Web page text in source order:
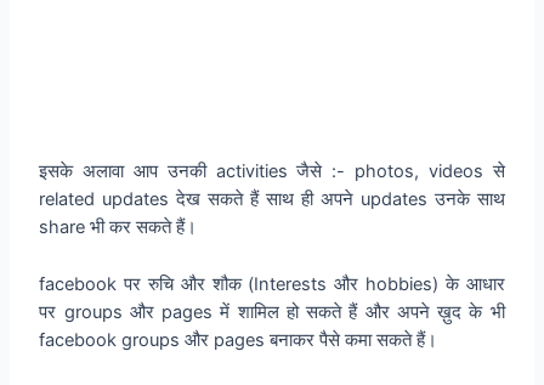
इसके अलावा आप उनकी activities जैसे :- photos, videos से
related updates देख सकते हैं साथ ही अपने updates उनके साथ
share भी कर सकते हैं।
facebook पर रुचि और शौक (Interests और hobbies) के आधार
पर groups और pages में शामिल हो सकते हैं और अपने ख़ुद के भी
facebook groups और pages बनाकर पैसे कमा सकते हैं।